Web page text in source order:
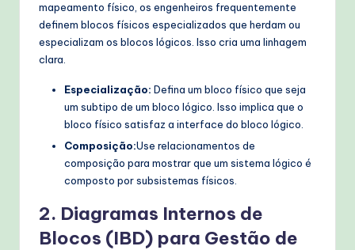
mapeamento físico, os engenheiros frequentemente
definem blocos físicos especializados que herdam ou
especializam os blocos lógicos. Isso cria uma linhagem
clara.
Especialização: Defina um bloco físico que seja
um subtipo de um bloco lógico. Isso implica que o
bloco físico satisfaz a interface do bloco lógico.
Composição:Use relacionamentos de
composição para mostrar que um sistema lógico é
composto por subsistemas físicos.
2. Diagramas Internos de
Blocos (IBD) para Gestão de